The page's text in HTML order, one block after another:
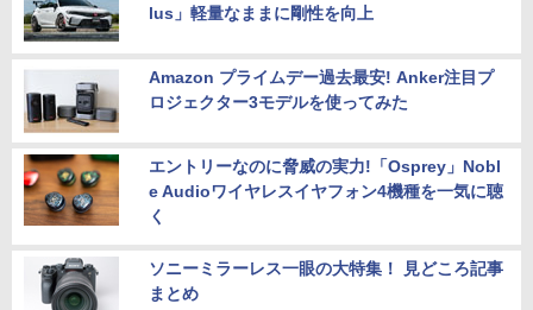
lus」軽量なままに剛性を向上
Amazon プライムデー過去最安! Anker注目プ
ロジェクター3モデルを使ってみた
エントリーなのに脅威の実力!「Osprey」Nobl
e Audioワイヤレスイヤフォン4機種を一気に聴
く
ソニーミラーレス一眼の大特集！ 見どころ記事
まとめ